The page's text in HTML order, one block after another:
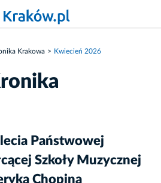
Krakowa Kwiecień 2026
Państwowej
Szkoły Muzycznej
Chopina